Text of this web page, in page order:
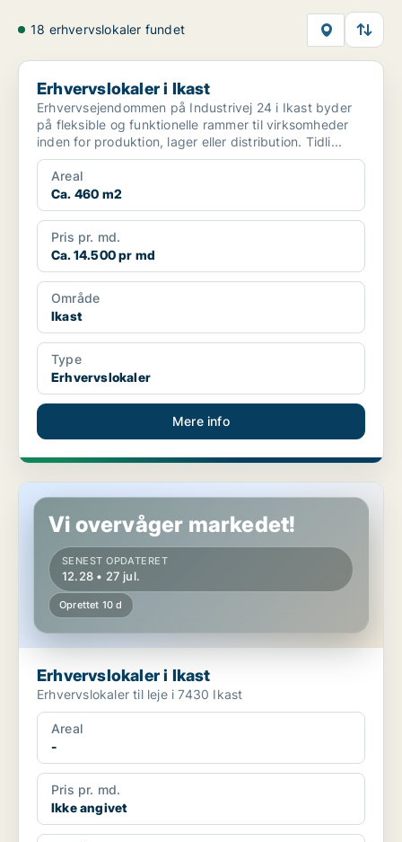
18 erhvervslokaler fundet
Erhvervslokaler i Ikast
Erhvervslokaler i Ikast
Erhvervsejendommen på Industrivej 24 i Ikast byder
på fleksible og funktionelle rammer til virksomheder
inden for produktion, lager eller distribution. Tidli...
Areal
Ca. 460 m2
Pris pr. md.
Ca. 14.500 pr md
Område
Ikast
Type
Erhvervslokaler
Mere info
Erhvervslokaler i Ikast
Vi overvåger markedet!
SENEST OPDATERET
12.28 • 27 jul.
Oprettet 10 d
Erhvervslokaler i Ikast
Erhvervslokaler til leje i 7430 Ikast
Areal
-
Pris pr. md.
Ikke angivet